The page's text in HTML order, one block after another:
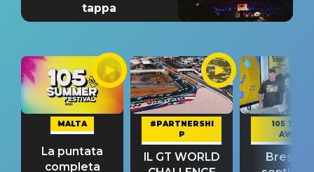
tappa
MALTA
La puntata
completa
#PARTNERSHI
P
IL GT WORLD
105 TAKE
AWAY
Bresh: